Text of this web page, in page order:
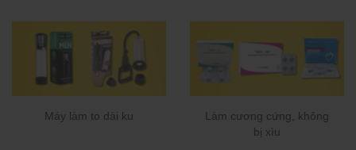
Máy làm to dài ku
Làm cương cứng, không
bị xìu